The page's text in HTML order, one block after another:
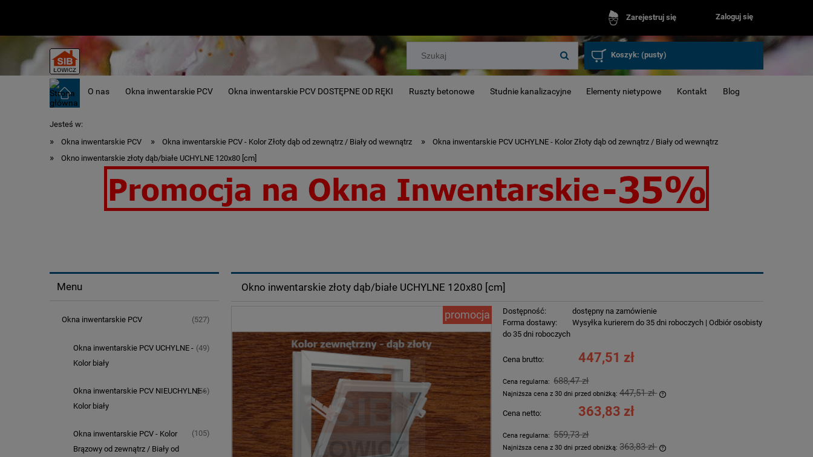
Zarejestruj się Zaloguj się
Koszyk: (pusty)
O nas Okna inwentarskie PCV Okna inwentarskie PCV DOSTĘPNE OD RĘKI Ruszty betonowe Studnie kanalizacyjne Elementy nietypowe Kontakt Blog
Jesteś w:
» Okna inwentarskie PCV » Okna inwentarskie PCV - Kolor Złoty dąb od zewnątrz / Biały od wewnątrz » Okna inwentarskie PCV UCHYLNE - Kolor Złoty dąb od zewnątrz / Biały od wewnątrz
» Okno inwentarskie złoty dąb/białe UCHYLNE 120x80 [cm]
Menu
Okna inwentarskie PCV (527)
Okna inwentarskie PCV UCHYLNE -
Kolor biały
(49)
Okna inwentarskie PCV NIEUCHYLNE -
Kolor biały
(56)
Okna inwentarskie PCV - Kolor
Brązowy od zewnątrz / Biały od
(105)
Okno inwentarskie złoty dąb/białe UCHYLNE 120x80 [cm]
promocja Dostępność:
dostępny na zamówienie
Forma dostawy:
Wysyłka kurierem do 35 dni roboczych | Odbiór osobisty
do 35 dni roboczych
Cena brutto: 447,51 zł
Cena regularna: 688,47 zł
Najniższa cena z 30 dni przed obniżką:447,51 zł
Jeżeli produkt jest sprzedawany krócej niż 30
dni, wyświetlana jest najniższa cena od
momentu, kiedy produkt pojawił się w
Cena netto: 363,83 zł
Cena regularna: 559,73 zł
Najniższa cena z 30 dni przed obniżką:363,83 zł